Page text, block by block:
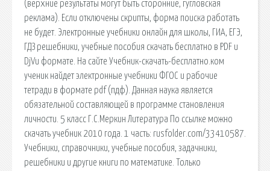
(верхние результаты могут быть сторонние, гугловская
реклама). Если отключены скрипты, форма поиска работать
не будет. Электронные учебники онлайн для школы, ГИА, ЕГЭ,
ГДЗ решебники, учебные пособия скачать бесплатно в PDF и
DjVu формате. На сайте Учебник-скачать-бесплатно.ком
ученик найдет электронные учебники ФГОС и рабочие
тетради в формате pdf (пдф). Данная наука является
обязательной составляющей в программе становления
личности. 5 класс Г.С.Меркин Литература По ссылке можно
скачать учебник 2010 года. 1 часть: rusfolder.com/33410587.
Учебники, справочники, учебные пособия, задачники,
решебники и другие книги по математике. Только